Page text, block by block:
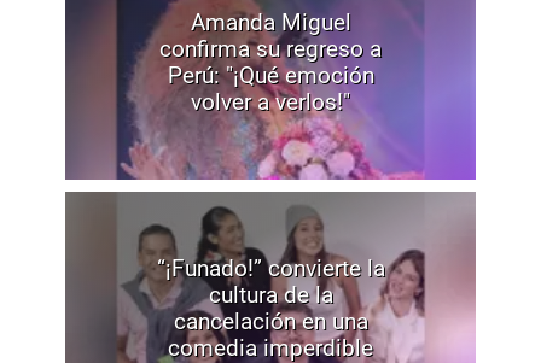
Amanda Miguel
confirma su regreso a
Perú: "¡Qué emoción
volver a verlos!"
“¡Funado!” convierte la
cultura de la
cancelación en una
comedia imperdible